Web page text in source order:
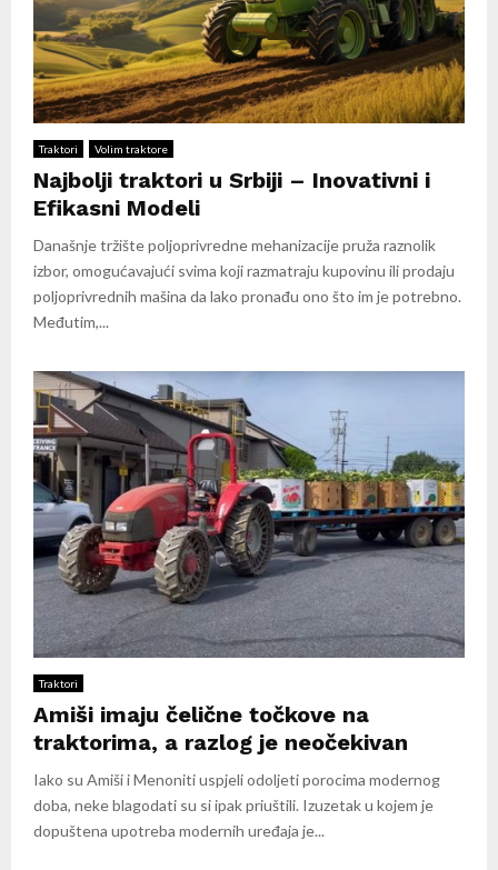
Traktori Volim traktore
Najbolji traktori u Srbiji – Inovativni i
Efikasni Modeli
Današnje tržište poljoprivredne mehanizacije pruža raznolik
izbor, omogućavajući svima koji razmatraju kupovinu ili prodaju
poljoprivrednih mašina da lako pronađu ono što im je potrebno.
Međutim,...
Traktori
Amiši imaju čelične točkove na
traktorima, a razlog je neočekivan
Iako su Amiši i Menoniti uspjeli odoljeti porocima modernog
doba, neke blagodati su si ipak priuštili. Izuzetak u kojem je
dopuštena upotreba modernih uređaja je...